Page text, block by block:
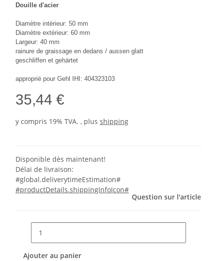
Douille d'acier
Diamètre intérieur: 50 mm
Diamètre extérieur: 60 mm
Largeur: 40 mm
rainure de graissage en dedans / aussen glatt
geschliffen et gehärtet
approprié pour Gehl IHI: 404323103
35,44 €
y compris 19% TVA. , plus shipping
Disponible dès maintenant!
Délai de livraison:
#global.deliverytimeEstimation#
#productDetails.shippingInfoIcon#
Question sur l'article
Ajouter au panier